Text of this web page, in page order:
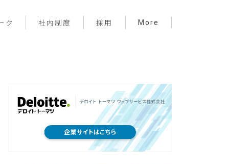
ク 社内制度 採用 More
サーバーレス